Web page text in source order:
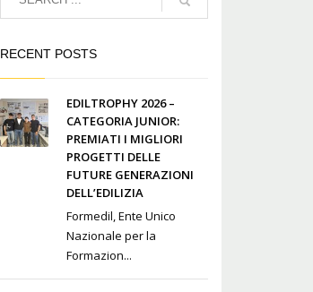
RECENT POSTS
EDILTROPHY 2026 –
CATEGORIA JUNIOR:
PREMIATI I MIGLIORI
PROGETTI DELLE
FUTURE GENERAZIONI
DELL’EDILIZIA
Formedil, Ente Unico
Nazionale per la
Formazion...